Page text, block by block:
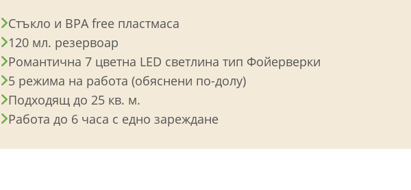
Стъкло и BPA free пластмаса
120 мл. резервоар
Романтична 7 цветна LED светлина тип Фойерверки
5 режима на работа (обяснени по-долу)
Подходящ до 25 кв. м.
Работа до 6 часа с едно зареждане